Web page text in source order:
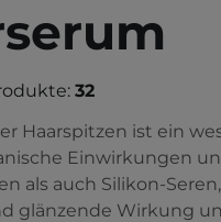
32
Haarspitzen ist ein
Einwirkungen
als auch Silikon-
glänzende Wirkung